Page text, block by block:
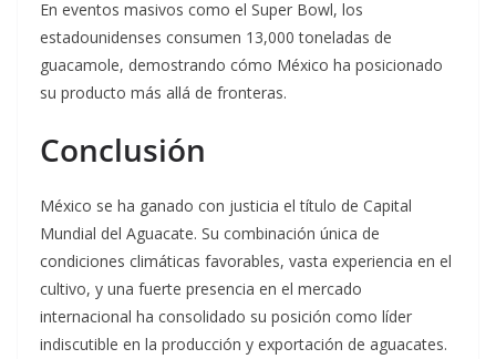
En eventos masivos como el Super Bowl, los
estadounidenses consumen 13,000 toneladas de
guacamole, demostrando cómo México ha posicionado
su producto más allá de fronteras.
Conclusión
México se ha ganado con justicia el título de Capital
Mundial del Aguacate. Su combinación única de
condiciones climáticas favorables, vasta experiencia en el
cultivo, y una fuerte presencia en el mercado
internacional ha consolidado su posición como líder
indiscutible en la producción y exportación de aguacates.